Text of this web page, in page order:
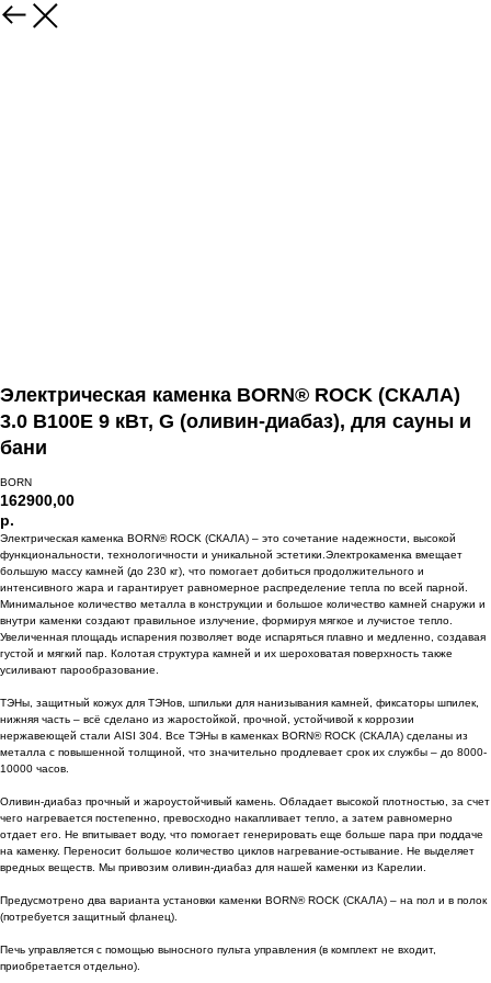
Электрическая каменка BORN® ROCK (СКАЛА)
3.0 B100E 9 кВт, G (оливин-диабаз), для сауны и
бани
BORN
162900,00
р.
Электрическая каменка BORN® ROCK (СКАЛА) – это сочетание надежности, высокой
функциональности, технологичности и уникальной эстетики.Электрокаменка вмещает
большую массу камней (до 230 кг), что помогает добиться продолжительного и
интенсивного жара и гарантирует равномерное распределение тепла по всей парной.
Минимальное количество металла в конструкции и большое количество камней снаружи и
внутри каменки создают правильное излучение, формируя мягкое и лучистое тепло.
Увеличенная площадь испарения позволяет воде испаряться плавно и медленно, создавая
густой и мягкий пар. Колотая структура камней и их шероховатая поверхность также
усиливают парообразование.
ТЭНы, защитный кожух для ТЭНов, шпильки для нанизывания камней, фиксаторы шпилек,
нижняя часть – всё сделано из жаростойкой, прочной, устойчивой к коррозии
нержавеющей стали AISI 304. Все ТЭНы в каменках BORN® ROCK (СКАЛА) сделаны из
металла с повышенной толщиной, что значительно продлевает срок их службы – до 8000-
10000 часов.
Оливин-диабаз прочный и жароустойчивый камень. Обладает высокой плотностью, за счет
чего нагревается постепенно, превосходно накапливает тепло, а затем равномерно
отдает его. Не впитывает воду, что помогает генерировать еще больше пара при поддаче
на каменку. Переносит большое количество циклов нагревание-остывание. Не выделяет
вредных веществ. Мы привозим оливин-диабаз для нашей каменки из Карелии.
Предусмотрено два варианта установки каменки BORN® ROCK (СКАЛА) – на пол и в полок
(потребуется защитный фланец).
Печь управляется с помощью выносного пульта управления (в комплект не входит,
приобретается отдельно).